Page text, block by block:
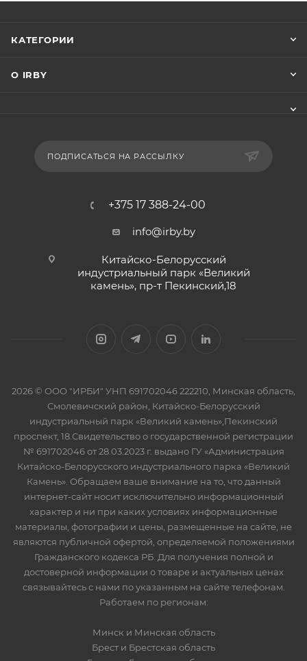
КАТЕГОРИИ
О IRBY
ПОДПИСАТЬСЯ НА РАССЫЛКУ
+375 17 388-24-00
info@irby.by
Китайско-Белорусский
индустриальный парк «Великий
камень», пр-т Пекинский,18
2026 © ООО "ИРБИ" УНП 691702046 222210, Минская область,
Смолевичский район, Китайско-Белорусский
индустриальный парк «Великий камень»,Пекинский
проспект, 18.Свидетельство о государственной регистрации
№ 691702046 от 28.03.2023 г. выдано ГУ «Администрация
Китайско-Белорусского индустриального парка «Великий
Камень». Обращаем ваше внимание на то, что данный
интернет-сайт носит исключительно информационный
характер и ни при каких условиях информационные
материалы, фотографии и цены, размещенные на сайте, не
являются публичной офертой, определяемой положениями
Гражданского кодекса РБ. Для получения полной и
достоверной информации о товаре и актуальных ценах
связывайтесь с нами по указанным на сайте телефонам.
Работаем по регионам:
Минск и Минская область
Брест и Брестская область